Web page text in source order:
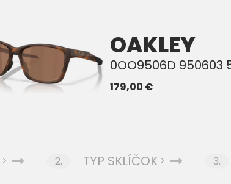
OAKLEY
0OO9506D 950603
179,00 €
2. TYP SKLÍČOK 3.